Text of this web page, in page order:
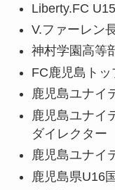
Liberty.FC
V.ファーレン
神村学園高等
FC鹿児島ト
鹿児島ユナイ
鹿児島ユナイ
ダイレクター
鹿児島ユナイ
鹿児島県U16